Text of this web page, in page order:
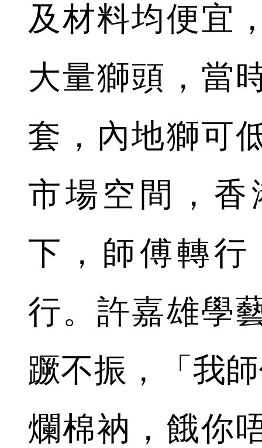
及材料均便宜
大量獅頭，當
套，內地獅可
市場空間，
下，師傅轉
行。許嘉雄學
蹶不振，「我
爛棉衲，餓你